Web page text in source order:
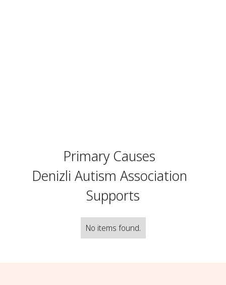
Primary Causes
Denizli Autism Association
Supports
No items found.